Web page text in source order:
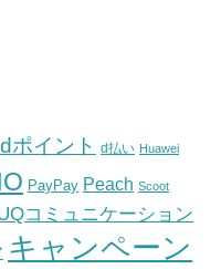
dポイント d払い Huawei
PayPay Peach Scoot
コミュニケーション
キャンペーン